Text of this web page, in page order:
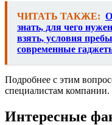
ЧИТАТЬ ТАКЖЕ:
знать, для чего
взять, условия
современные
Подробнее с этим
специалистам компании.
Интересные